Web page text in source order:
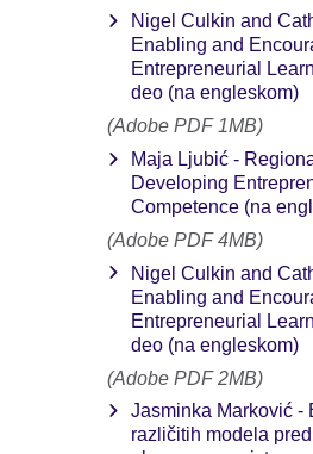
Nigel Culkin and
Enabling and
Entrepreneurial
deo (na engleskom)
(Adobe PDF 1MB)
Maja Ljubić -
Developing
Competence (na
(Adobe PDF 4MB)
Nigel Culkin and
Enabling and
Entrepreneurial
deo (na engleskom)
(Adobe PDF 2MB)
Jasminka Marković -
različitih modela